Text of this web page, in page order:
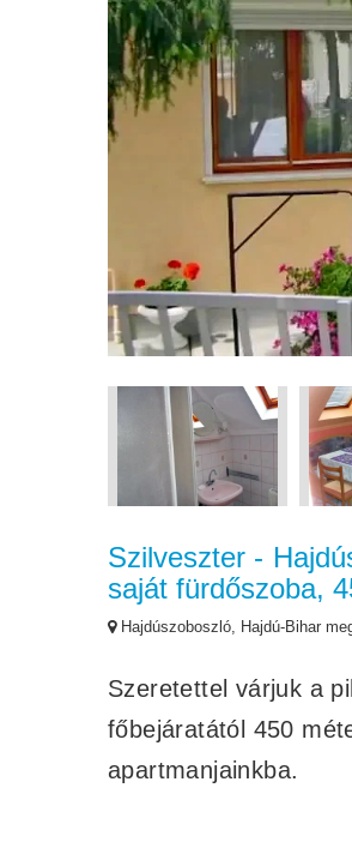
Szilveszter -
saját fürdőszoba,
Hajdúszoboszló, Hajdú-Bihar
Szeretettel várjuk a
főbejáratától 450
apartmanjainkba.